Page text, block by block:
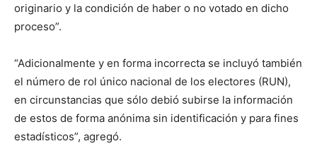
originario y la condición de haber o no votado en dicho
proceso”.
“Adicionalmente y en forma incorrecta se incluyó también
el número de rol único nacional de los electores (RUN),
en circunstancias que sólo debió subirse la información
de estos de forma anónima sin identificación y para fines
estadísticos”, agregó.